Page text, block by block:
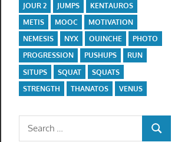
JOUR 2
JUMPS
KENTAUROS
METIS
MOOC
MOTIVATION
NEMESIS
NYX OUINCHE
PHOTO
PROGRESSION
PUSHUPS
RUN
SITUPS
SQUAT
SQUATS
STRENGTH
THANATOS VENUS
Search
SEARCH